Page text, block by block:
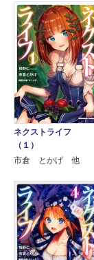
ネクストライフ
（１）
市倉 とかげ 他